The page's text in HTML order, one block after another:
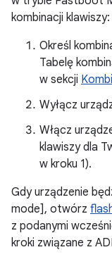
kombinacji klawiszy:
Określ
Tabelę
w sekcji
Wyłącz
Włącz
klawiszy dla
w kroku 1).
Gdy urządzenie
mode], otwórz
z podanymi
kroki związane z